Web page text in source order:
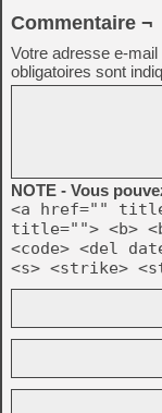
Commentaire ¬
Votre adresse e-
obligatoires sont
NOTE - Vous
<a href=""
title=""> <b>
<code> <del
<s> <strike>